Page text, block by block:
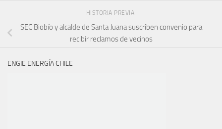
HISTORIA PREVIA
SEC Biobío y alcalde de Santa Juana suscriben convenio para
recibir reclamos de vecinos
ENGIE ENERGÍA CHILE